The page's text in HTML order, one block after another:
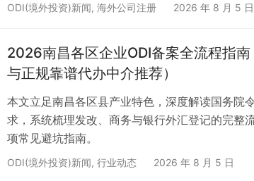
ODI(境外投资)新闻, 海外公司注册 2026 年 8 月 5 日
2026南昌各区企业ODI备案全流程指
与正规靠谱代办中介推荐）
本文立足南昌各区县产业特色，深度解读国务院
求，系统梳理发改、商务与银行外汇登记的完整
项常见避坑指南。
ODI(境外投资)新闻, 行业动态 2026 年 8 月 5 日